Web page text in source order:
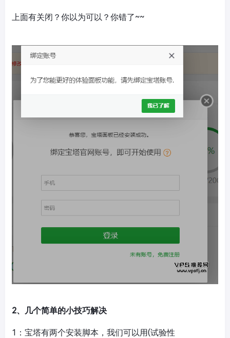
上面有关闭？你以为可以？你错了~~
2、几个简单的小技巧解决
1：宝塔有两个安装脚本，我们可以用(试验性